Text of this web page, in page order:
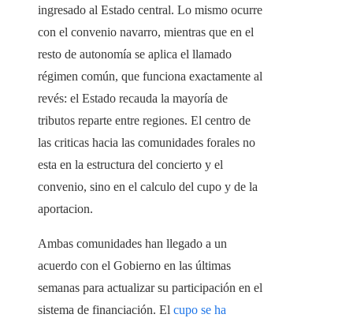
ingresado al Estado central. Lo mismo ocurre
con el convenio navarro, mientras que en el
resto de autonomía se aplica el llamado
régimen común, que funciona exactamente al
revés: el Estado recauda la mayoría de
tributos reparte entre regiones. El centro de
las criticas hacia las comunidades forales no
esta en la estructura del concierto y el
convenio, sino en el calculo del cupo y de la
aportacion.
Ambas comunidades han llegado a un
acuerdo con el Gobierno en las últimas
semanas para actualizar su participación en el
sistema de financiación. El cupo se ha